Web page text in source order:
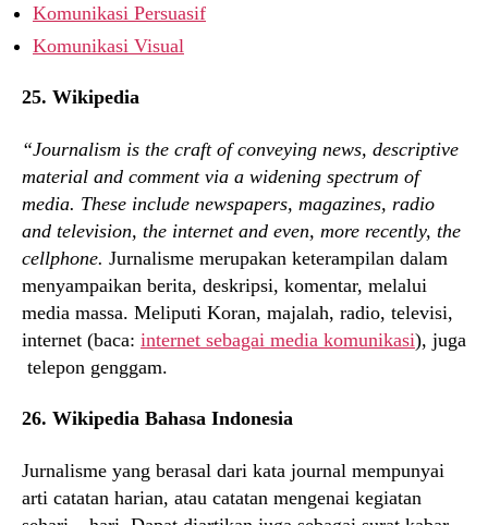
Komunikasi Persuasif
Komunikasi Visual
25. Wikipedia
“Journalism is the craft of conveying news, descriptive
material and comment via a widening spectrum of
media. These include newspapers, magazines, radio
and television, the internet and even, more recently, the
cellphone. Jurnalisme merupakan keterampilan dalam
menyampaikan berita, deskripsi, komentar, melalui
media massa. Meliputi Koran, majalah, radio, televisi,
internet (baca: internet sebagai media komunikasi), juga
telepon genggam.
26. Wikipedia Bahasa Indonesia
Jurnalisme yang berasal dari kata journal mempunyai
arti catatan harian, atau catatan mengenai kegiatan